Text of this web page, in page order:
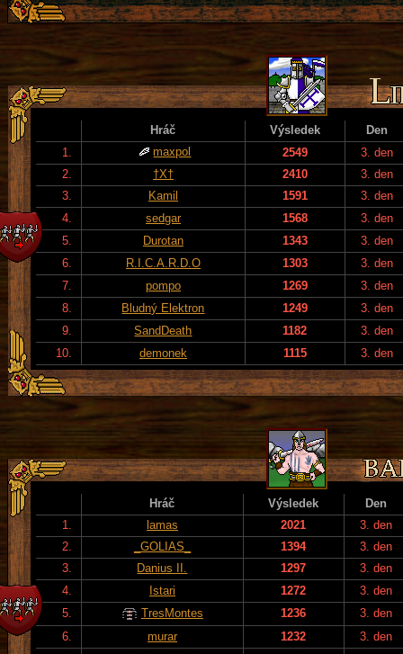
Hráč Výsledek
Den
1.
maxpol 2549
3. den
2.
†X† 2410
3. den
3.
Kamil 1591
3. den
4.
sedgar 1568
3. den
5.
Durotan 1343
3. den
6.
R.I.C.A.R.D.O 1303
3. den
7.
pompo 1269
3. den
8.
Bludný Elektron 1249
3. den
9.
SandDeath 1182
3. den
10.
demonek 1115 3. den
Hráč Výsledek
Den
1.
lamas 2021
3. den
2.
_GOLIAS_ 1394
3. den
3.
Danius II. 1297
3. den
4.
Istari 1272
3. den
5.
TresMontes 1236
3. den
6.
murar 1232
3. den